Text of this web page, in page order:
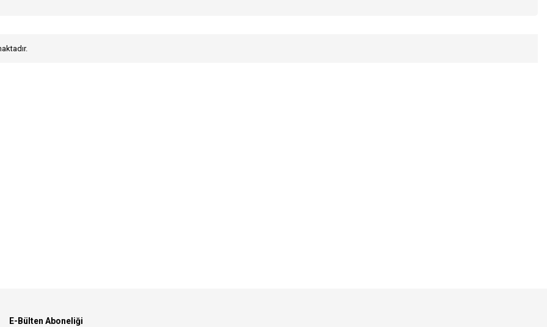
E-Bülten Aboneliği